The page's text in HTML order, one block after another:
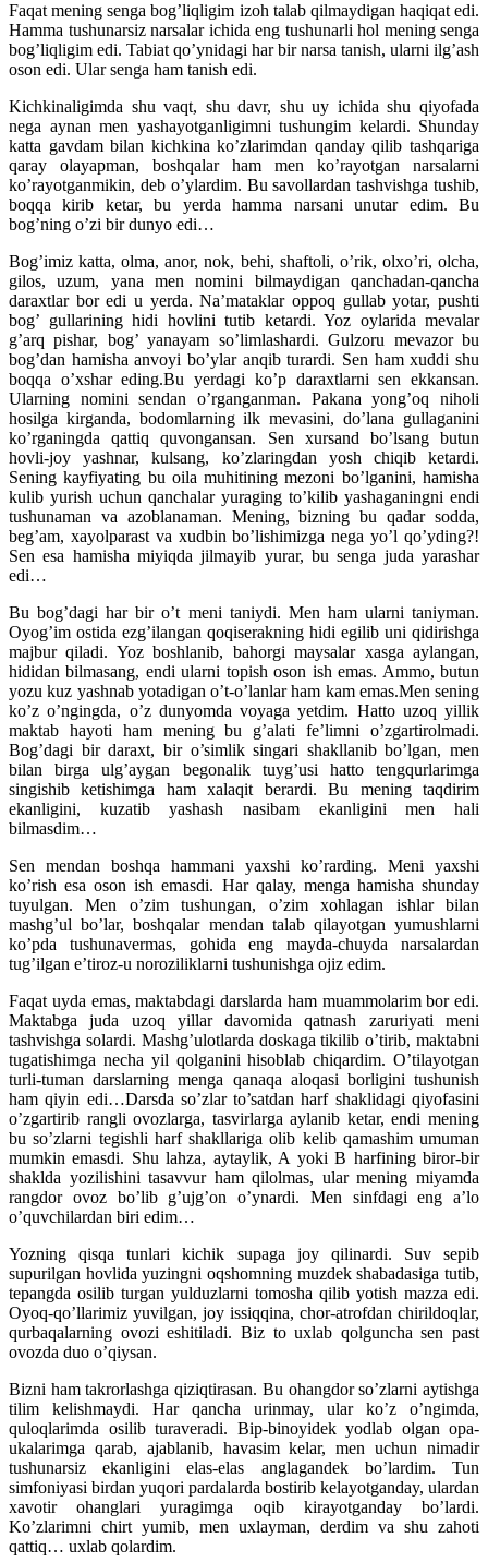
Faqat mening senga bog’liqligim izoh talab qilmaydigan haqiqat edi.
Hamma tushunarsiz narsalar ichida eng tushunarli hol mening senga
bog’liqligim edi. Tabiat qo’ynidagi har bir narsa tanish, ularni ilg’ash
oson edi. Ular senga ham tanish edi.
Kichkinaligimda shu vaqt, shu davr, shu uy ichida shu qiyofada
nega aynan men yashayotganligimni tushungim kelardi. Shunday
katta gavdam bilan kichkina ko’zlarimdan qanday qilib tashqariga
qaray olayapman, boshqalar ham men ko’rayotgan narsalarni
ko’rayotganmikin, deb o’ylardim. Bu savollardan tashvishga tushib,
boqqa kirib ketar, bu yerda hamma narsani unutar edim. Bu
bog’ning o’zi bir dunyo edi…
Bog’imiz katta, olma, anor, nok, behi, shaftoli, o’rik, olxo’ri, olcha,
gilos, uzum, yana men nomini bilmaydigan qanchadan-qancha
daraxtlar bor edi u yerda. Na’mataklar oppoq gullab yotar, pushti
bog’ gullarining hidi hovlini tutib ketardi. Yoz oylarida mevalar
g’arq pishar, bog’ yanayam so’limlashardi. Gulzoru mevazor bu
bog’dan hamisha anvoyi bo’ylar anqib turardi. Sen ham xuddi shu
boqqa o’xshar eding.Bu yerdagi ko’p daraxtlarni sen ekkansan.
Ularning nomini sendan o’rganganman. Pakana yong’oq niholi
hosilga kirganda, bodomlarning ilk mevasini, do’lana gullaganini
ko’rganingda qattiq quvongansan. Sen xursand bo’lsang butun
hovli-joy yashnar, kulsang, ko’zlaringdan yosh chiqib ketardi.
Sening kayfiyating bu oila muhitining mezoni bo’lganini, hamisha
kulib yurish uchun qanchalar yuraging to’kilib yashaganingni endi
tushunaman va azoblanaman. Mening, bizning bu qadar sodda,
beg’am, xayolparast va xudbin bo’lishimizga nega yo’l qo’yding?!
Sen esa hamisha miyiqda jilmayib yurar, bu senga juda yarashar
edi…
Bu bog’dagi har bir o’t meni taniydi. Men ham ularni taniyman.
Oyog’im ostida ezg’ilangan qoqiserakning hidi egilib uni qidirishga
majbur qiladi. Yoz boshlanib, bahorgi maysalar xasga aylangan,
hididan bilmasang, endi ularni topish oson ish emas. Ammo, butun
yozu kuz yashnab yotadigan o’t-o’lanlar ham kam emas.Men sening
ko’z o’ngingda, o’z dunyomda voyaga yetdim. Hatto uzoq yillik
maktab hayoti ham mening bu g’alati fe’limni o’zgartirolmadi.
Bog’dagi bir daraxt, bir o’simlik singari shakllanib bo’lgan, men
bilan birga ulg’aygan begonalik tuyg’usi hatto tengqurlarimga
singishib ketishimga ham xalaqit berardi. Bu mening taqdirim
ekanligini, kuzatib yashash nasibam ekanligini men hali
bilmasdim…
Sen mendan boshqa hammani yaxshi ko’rarding. Meni yaxshi
ko’rish esa oson ish emasdi. Har qalay, menga hamisha shunday
tuyulgan. Men o’zim tushungan, o’zim xohlagan ishlar bilan
mashg’ul bo’lar, boshqalar mendan talab qilayotgan yumushlarni
ko’pda tushunavermas, gohida eng mayda-chuyda narsalardan
tug’ilgan e’tiroz-u noroziliklarni tushunishga ojiz edim.
Faqat uyda emas, maktabdagi darslarda ham muammolarim bor edi.
Maktabga juda uzoq yillar davomida qatnash zaruriyati meni
tashvishga solardi. Mashg’ulotlarda doskaga tikilib o’tirib, maktabni
tugatishimga necha yil qolganini hisoblab chiqardim. O’tilayotgan
turli-tuman darslarning menga qanaqa aloqasi borligini tushunish
ham qiyin edi…Darsda so’zlar to’satdan harf shaklidagi qiyofasini
o’zgartirib rangli ovozlarga, tasvirlarga aylanib ketar, endi mening
bu so’zlarni tegishli harf shakllariga olib kelib qamashim umuman
mumkin emasdi. Shu lahza, aytaylik, A yoki B harfining biror-bir
shaklda yozilishini tasavvur ham qilolmas, ular mening miyamda
rangdor ovoz bo’lib g’ujg’on o’ynardi. Men sinfdagi eng a’lo
o’quvchilardan biri edim…
Yozning qisqa tunlari kichik supaga joy qilinardi. Suv sepib
supurilgan hovlida yuzingni oqshomning muzdek shabadasiga tutib,
tepangda osilib turgan yulduzlarni tomosha qilib yotish mazza edi.
Oyoq-qo’llarimiz yuvilgan, joy issiqqina, chor-atrofdan chirildoqlar,
qurbaqalarning ovozi eshitiladi. Biz to uxlab qolguncha sen past
ovozda duo o’qiysan.
Bizni ham takrorlashga qiziqtirasan. Bu ohangdor so’zlarni aytishga
tilim kelishmaydi. Har qancha urinmay, ular ko’z o’ngimda,
quloqlarimda osilib turaveradi. Bip-binoyidek yodlab olgan opa-
ukalarimga qarab, ajablanib, havasim kelar, men uchun nimadir
tushunarsiz ekanligini elas-elas anglagandek bo’lardim. Tun
simfoniyasi birdan yuqori pardalarda bostirib kelayotganday, ulardan
xavotir ohanglari yuragimga oqib kirayotganday bo’lardi.
Ko’zlarimni chirt yumib, men uxlayman, derdim va shu zahoti
qattiq… uxlab qolardim.